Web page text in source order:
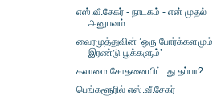
எஸ்.வீ.சேகர் - நாடகம் - என் முதல்
அனுபவம்
வைரமுத்துவின் ’ஒரு போர்க்களமும்
இரண்டு பூக்களும்’
கலாமை சோதனையிட்டது தப்பா?
பெங்களூரில் எஸ்.வீ.சேகர்